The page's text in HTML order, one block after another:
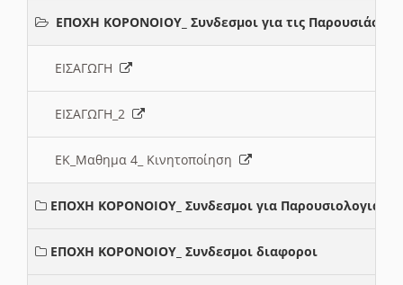
ΕΠΟΧΗ ΚΟΡΟΝΟΙΟΥ_ Συνδεσμοι για τις Παρουσιάσεις
ΕΙΣΑΓΩΓΗ
ΕΙΣΑΓΩΓΗ_2
ΕΚ_Μαθημα 4_ Κινητοποίηση
ΕΠΟΧΗ ΚΟΡΟΝΟΙΟΥ_ Συνδεσμοι για Παρουσιολογια
ΕΠΟΧΗ ΚΟΡΟΝΟΙΟΥ_ Συνδεσμοι διαφοροι